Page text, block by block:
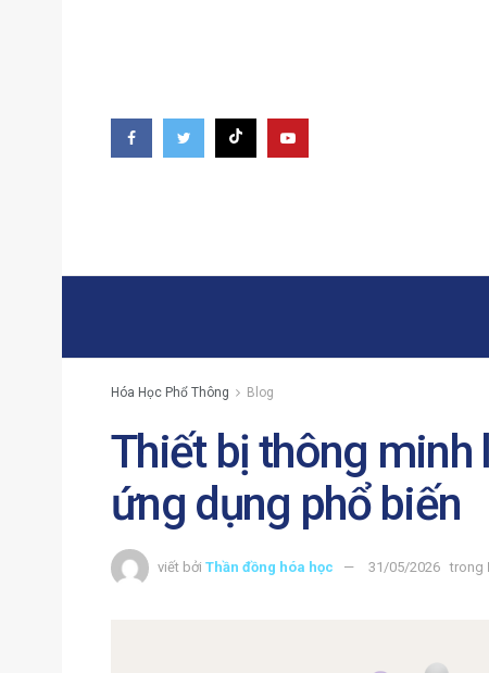
Hóa Học Phổ Thông Blog
Thiết bị thông minh
ứng dụng phổ biến
viết bởi Thần đồng hóa học 31/05/2026 trong